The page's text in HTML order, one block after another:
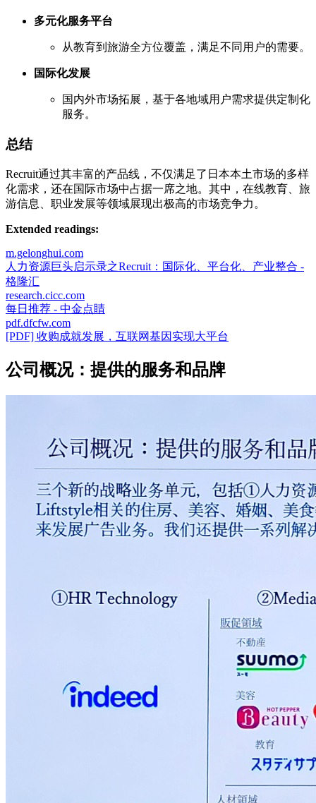
多元化服务平台
从教育到旅游全方位覆盖，满足不同用户的需要。
国际化发展
国内外市场拓展，基于各地域用户需求提供定制化
服务。
总结
Recruit通过其丰富的产品线，不仅满足了日本本土市场的多样
化需求，还在国际市场中占据一席之地。其中，在线教育、旅
游信息、职业发展等领域展现出极高的市场竞争力。
Extended readings:
m.gelonghui.com
人力资源巨头启示录之Recruit：国际化、平台化、产业整合 -
格隆汇
research.cicc.com
每日推荐 - 中金点睛
pdf.dfcfw.com
[PDF] 收购成就发展，互联网基因实现大平台
公司概况：提供的服务和品牌